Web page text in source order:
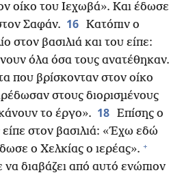
οίκο του Ιεχωβά». Και έδωσε
Σαφάν. 16 Κατόπιν ο
στον βασιλιά και του είπε:
όλα όσα τους ανατέθηκαν.
που βρίσκονταν στον οίκο
στους διορισμένους
το έργο». 18 Επίσης ο
στον βασιλιά: «Έχω εδώ
ο Χελκίας ο ιερέας». +
διαβάζει από αυτό ενώπιον